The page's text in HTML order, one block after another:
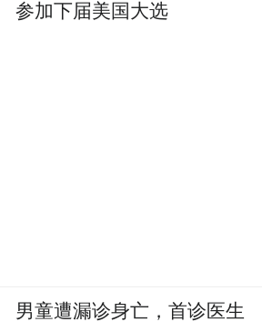
参加下届美国大选
男童遭漏诊身亡，首诊医生